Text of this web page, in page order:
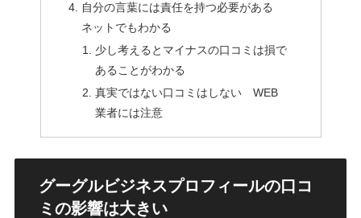
自分の言葉には責任を持つ必要がある
ネットでもわかる
少し考えるとマイナスの口コミは損で
あることがわかる
真実ではない口コミはしない WEB
業者には注意
グーグルビジネスプロフィールの口コ
ミの影響は大きい